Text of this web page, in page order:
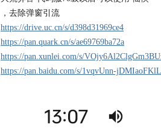
，去除弹窗引流
https://drive.uc.cn/s/d398d31969ce4
https://pan.quark.cn/s/ae69769ba72a
https://pan.xunlei.com/s/
https://pan.baidu.com/s/1vqvUnn-